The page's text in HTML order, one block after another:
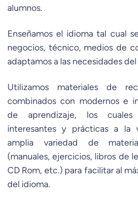
alumnos.
Enseñamos el idioma tal cual
negocios, técnico, medios de
adaptamos a las necesidades
Utilizamos materiales de
combinados con modernos e
de aprendizaje, los cuales
interesantes y prácticas a la
amplia variedad de
(manuales, ejercicios, libros de
CD Rom, etc.) para facilitar al
del idioma.